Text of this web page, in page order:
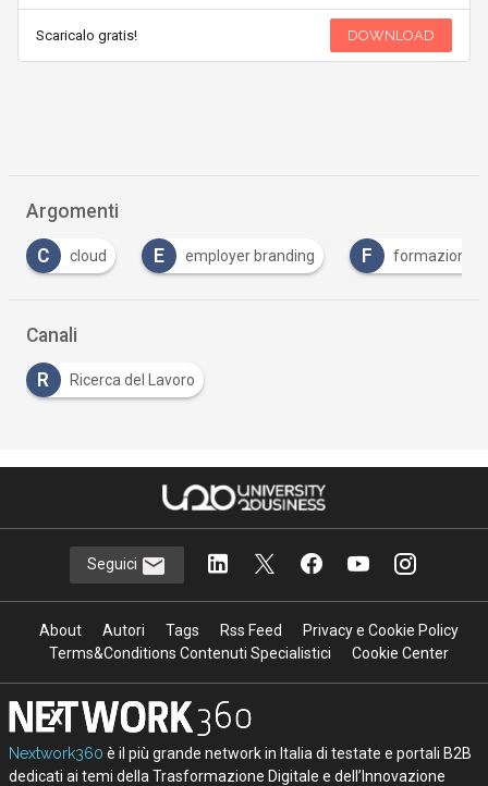
Scaricalo gratis! DOWNLOAD
Argomenti
C cloud E employer branding F formazione
Canali
R Ricerca del Lavoro
Seguici
About Autori Tags Rss Feed
Privacy e Cookie Policy
Terms&Conditions Contenuti Specialistici
Cookie Center
Nextwork360 è il più grande network in Italia di testate e portali B2B
dedicati ai temi della Trasformazione Digitale e dell’Innovazione